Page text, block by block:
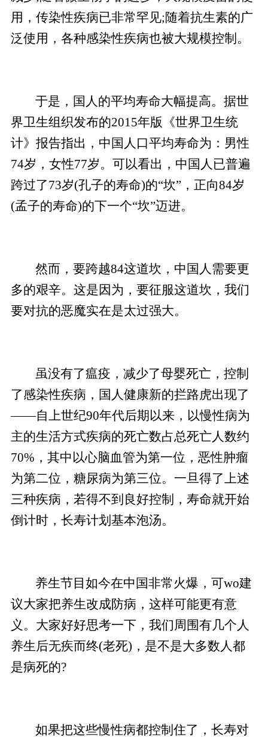
用，传染性疾病已非常罕见;随着抗生素的广
泛使用，各种感染性疾病也被大规模控制。
于是，国人的平均寿命大幅提高。据世
界卫生组织发布的2015年版《世界卫生统
计》报告指出，中国人口平均寿命为：男性
74岁，女性77岁。可以看出，中国人已普遍
跨过了73岁(孔子的寿命)的“坎”，正向84岁
(孟子的寿命)的下一个“坎”迈进。
然而，要跨越84这道坎，中国人需要更
多的艰辛。这是因为，要征服这道坎，我们
要对抗的恶魔实在是太过强大。
虽没有了瘟疫，减少了母婴死亡，控制
了感染性疾病，国人健康新的拦路虎出现了
——自上世纪90年代后期以来，以慢性病为
主的生活方式疾病的死亡数占总死亡人数约
70%，其中以心脑血管为第一位，恶性肿瘤
为第二位，糖尿病为第三位。一旦得了上述
三种疾病，若得不到良好控制，寿命就开始
倒计时，长寿计划基本泡汤。
养生节目如今在中国非常火爆，可wo建
议大家把养生改成防病，这样可能更有意
义。大家好好思考一下，我们周围有几个人
养生后无疾而终(老死)，是不是大多数人都
是病死的?
如果把这些慢性病都控制住了，长寿对